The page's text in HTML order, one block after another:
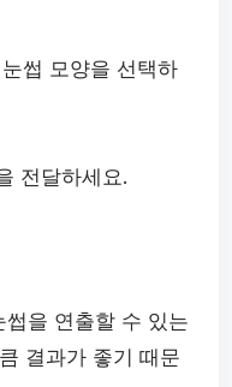
썹 모양을 선택하
전달하세요.
을 연출할 수 있는
결과가 좋기 때문